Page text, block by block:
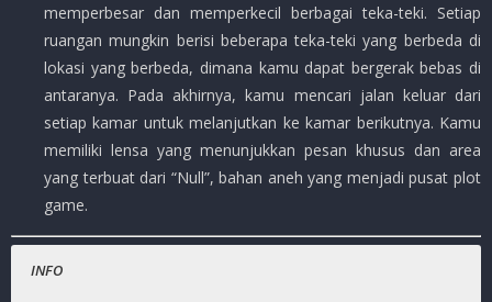
memperbesar dan memperkecil berbagai teka-teki. Setiap
ruangan mungkin berisi beberapa teka-teki yang berbeda di
lokasi yang berbeda, dimana kamu dapat bergerak bebas di
antaranya. Pada akhirnya, kamu mencari jalan keluar dari
setiap kamar untuk melanjutkan ke kamar berikutnya. Kamu
memiliki lensa yang menunjukkan pesan khusus dan area
yang terbuat dari “Null”, bahan aneh yang menjadi pusat plot
game.
INFO